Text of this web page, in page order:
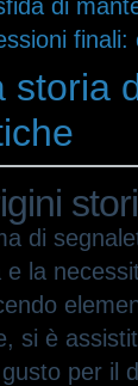
di
storia
di
e la
si è
per il